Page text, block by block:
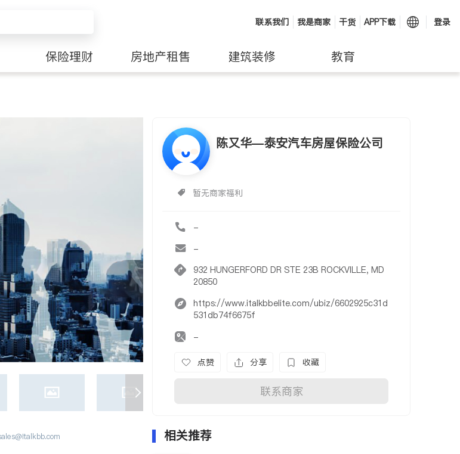
联系我们 我是商家 干货 APP下载 登录
保险理财 房地产租售 建筑装修 教育
陈又华—泰安汽车房屋保险公司
暂无商家福利
-
-
932 HUNGERFORD DR STE 23B ROCKVILLE, MD
20850
https://www.italkbbelite.com/ubiz/6602925c31d
531db74f6675f
-
点赞 分享 收藏
联系商家
相关推荐